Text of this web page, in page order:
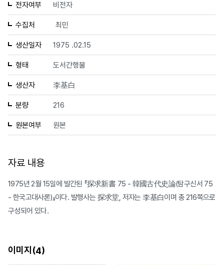
전자여부 비전자
수집처 최민
생산일자 1975 .02.15
형태 도서간행물
생산자 李基白
분량 216
원본여부 원본
자료 내용
1975년 2월 15일에 발간된 『探求新書 75 - 韓國古代史論(탐구신서 75
- 한국고대사론)』이다. 발행사는 探求堂, 저자는 李基白이며 총 216쪽으로
구성되어 있다.
이미지(4)